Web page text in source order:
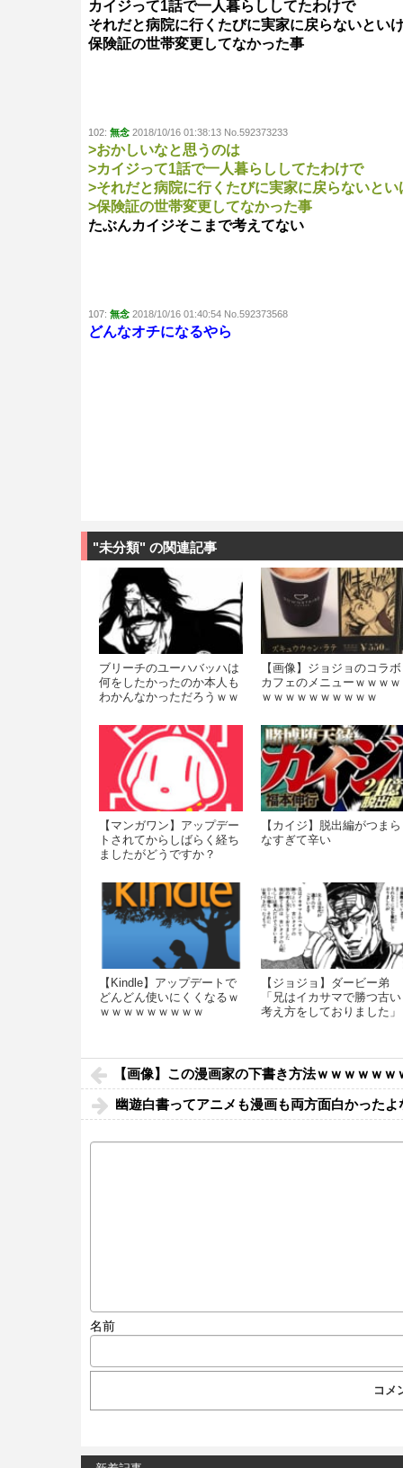
カイジって1話で一人暮らししてたわけで
それだと病院に行くたびに実家に戻らないとい
保険証の世帯変更してなかった事
102: 無念 2018/10/16 01:38:13 No.592373233
>おかしいなと思うのは
>カイジって1話で一人暮らししてたわけで
>それだと病院に行くたびに実家に戻らないと
>保険証の世帯変更してなかった事
たぶんカイジそこまで考えてない
107: 無念 2018/10/16 01:40:54 No.592373568
どんなオチになるやら
"未分類" の関連記事
ブリーチのユーハバッハは
何をしたかったのか本人も
わかんなかっただろうｗｗ
【画像】ジョジョのコラボ
カフェのメニューｗｗｗｗ
ｗｗｗｗｗｗｗｗｗｗ
【マンガワン】アップデー
トされてからしばらく経ち
ましたがどうですか？
【カイジ】脱出編がつまら
なすぎて辛い
【Kindle】アップデートで
どんどん使いにくくなるｗ
ｗｗｗｗｗｗｗｗｗ
【ジョジョ】ダービー弟
「兄はイカサマで勝つ古い
考え方をしておりました」
wwwwwww
【画像】この漫画家の下書き方法ｗｗｗｗｗｗ
幽遊白書ってアニメも漫画も両方面白かった
名前